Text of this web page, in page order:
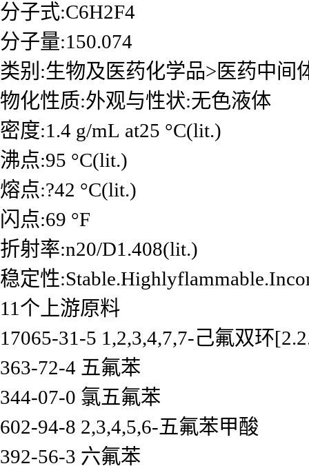
分子式:C6H2F4
分子量:150.074
类别:生物及医药化学品>医药中间
物化性质:外观与性状:无色液体
密度:1.4 g/mL at25 °C(lit.)
沸点:95 °C(lit.)
熔点:?42 °C(lit.)
闪点:69 °F
折射率:n20/D1.408(lit.)
稳定性
11个上游原料
17065-31-5 1,2,3,4,7,7-己氟双环
363-72-4 五氟苯
344-07-0 氯五氟苯
602-94-8 2,3,4,5,6-五氟苯甲酸
392-56-3 六氟苯